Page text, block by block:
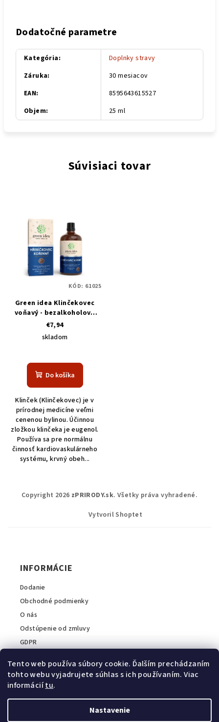
Tento web používa súbory cookie. Ďalším prechádzaním
tohto webu vyjadrujete súhlas s ich používaním. Viac
informáciítu.
Nastavenie
Dodatočné parametre
Kategória:
Doplnky stravy
Záruka:
30 mesiacov
EAN:
8595643615527
Objem: 25 ml
Súvisiaci tovar
Green idea Klinčekovec
voňavý - bezalkoholová
tinktúra 100 ml
€7,94
skladom
Do košíka
Klinček (Klinčekovec) je v
prírodnej medicíne veľmi
cenenou bylinou. Účinnou
zložkou klinčeka je eugenol.
Používa sa pre normálnu
činnosť kardiovaskulárneho
systému, krvný obeh...
KÓD: 61025
Copyright 2026 zPRIRODY.sk. Všetky práva vyhradené.
Vytvoril Shoptet
INFORMÁCIE
Dodanie
Obchodné podmienky
O nás
Odstúpenie od zmluvy
GDPR
INFORMÁCIE O E-SHOPE
Zavolajte nám:+421 911 044 040